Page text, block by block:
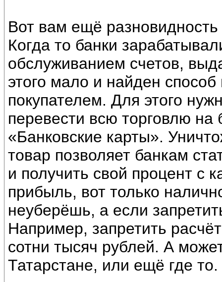
Вот вам ещё
Когда то банки
обслуживанием счетов,
этого мало и найден
покупателем. Для этого
перевести всю торговлю на
«Банковские карты».
товар позволяет банкам
и получить свой процент с
прибыль, вот только
неуберёшь, а если
Например, запретить
сотни тысяч рублей. А
Татарстане, или ещё где то.